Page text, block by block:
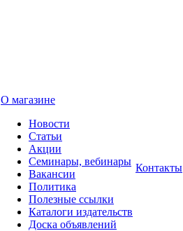
О магазине
Новости
Статьи
Акции
Семинары, вебинары
Вакансии
Политика
Полезные ссылки
Каталоги издательств
Доска объявлений
Контакты